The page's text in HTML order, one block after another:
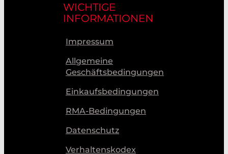
WICHTIGE
INFORMATIONEN
Impressum
Allgemeine
Geschäftsbedingungen
Einkaufsbedingungen
RMA-Bedingungen
Datenschutz
Verhaltenskodex